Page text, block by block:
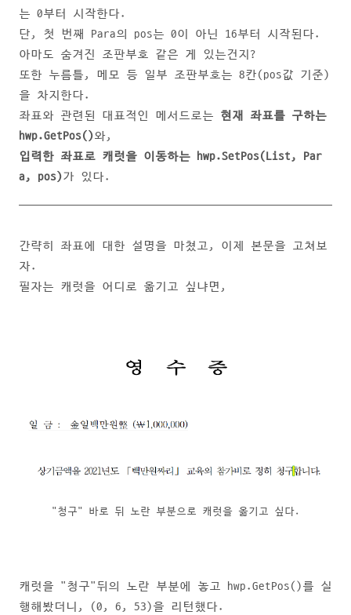
는 0부터 시작한다.
단, 첫 번째 Para의 pos는 0이 아닌 16부터 시작된다.
아마도 숨겨진 조판부호 같은 게 있는건지?
또한 누름틀, 메모 등 일부 조판부호는 8칸(pos값 기준)
을 차지한다.
좌표와 관련된 대표적인 메서드로는 현재 좌표를 구하는
hwp.GetPos()와,
입력한 좌표로 캐럿을 이동하는 hwp.SetPos(List, Par
a, pos)가 있다.
간략히 좌표에 대한 설명을 마쳤고, 이제 본문을 고쳐보
자.
필자는 캐럿을 어디로 옮기고 싶냐면,
"청구" 바로 뒤 노란 부분으로 캐럿을 옮기고 싶다.
캐럿을 "청구"뒤의 노란 부분에 놓고 hwp.GetPos()를 실
행해봤더니, (0, 6, 53)을 리턴했다.